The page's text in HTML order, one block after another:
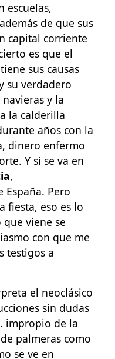
escuelas,
de que sus
capital corriente
es que el
sus causas
su verdadero
y la
la calderilla
años con la
dinero enfermo
Y si se va en
,
España. Pero
fiesta, eso es lo
viene se
con que me
testigos a
el neoclásico
sin dudas
impropio de la
palmeras como
se ve en